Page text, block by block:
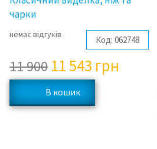
чарки
немає відгуків Код: 062748
11 900 11 543 грн